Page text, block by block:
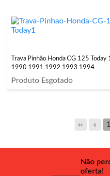
Trava Pinhão Honda CG 125 Today
1990 1991 1992 1993 1994
Produto Esgotado
1
Não
oferta!